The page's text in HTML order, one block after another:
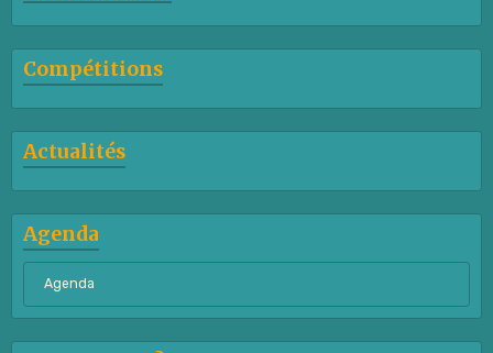
Compétitions
Actualités
Agenda
Agenda